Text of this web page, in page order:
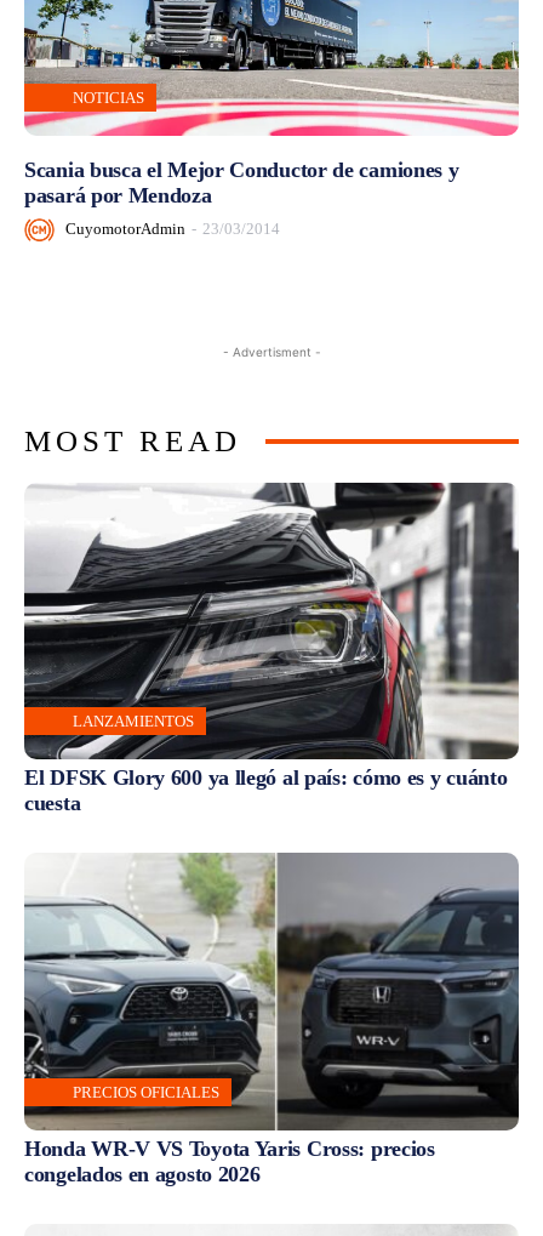
NOTICIAS
Scania busca el Mejor Conductor de camiones y
pasará por Mendoza
CuyomotorAdmin - 23/03/2014
- Advertisment -
MOST READ
LANZAMIENTOS
El DFSK Glory 600 ya llegó al país: cómo es y cuánto
cuesta
PRECIOS OFICIALES
Honda WR-V VS Toyota Yaris Cross: precios
congelados en agosto 2026